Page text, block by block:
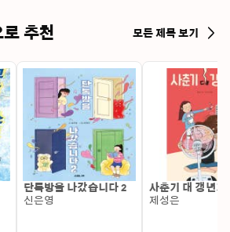
다. 출간 즉시 굉장한 인기를 모았고,
아마존 소설 분야 1위를 기록하며 77
트셀러 리스트를 지켰고, 2017년 미국
책의 자리에 올랐다. 44개국에 판권이
캐나다, 노르웨이, 덴마크, 아이슬란드
등극했고, 2016년에 영화화되어 스웨
부문의 상을 휩쓸고, 유럽영화상 코미
, 톰 행크스 주연으로 할리우드 영화화
어 출간한 『할머니가 미안하다고 전해
마리 여기 있다』 역시 베스트셀러에
추천 모든 제목 보기
단톡방을 나갔습니다 2
신은영
사춘기 대 갱년기
제성은